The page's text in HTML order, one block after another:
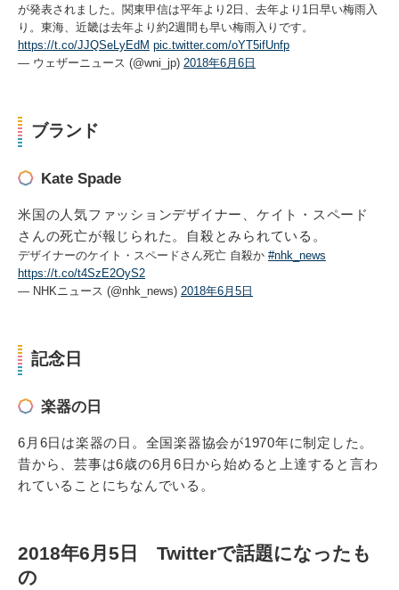
が発表されました。関東甲信は平年より2日、去年より1日早い梅雨入
り。東海、近畿は去年より約2週間も早い梅雨入りです。
https://t.co/JJQSeLyEdM pic.twitter.com/oYT5ifUnfp
— ウェザーニュース (@wni_jp) 2018年6月6日
ブランド
Kate Spade
米国の人気ファッションデザイナー、ケイト・スペード
さんの死亡が報じられた。自殺とみられている。
デザイナーのケイト・スペードさん死亡 自殺か #nhk_news
https://t.co/t4SzE2OyS2
— NHKニュース (@nhk_news) 2018年6月5日
記念日
楽器の日
6月6日は楽器の日。全国楽器協会が1970年に制定した。
昔から、芸事は6歳の6月6日から始めると上達すると言わ
れていることにちなんでいる。
2018年6月5日 Twitterで話題になったも
の